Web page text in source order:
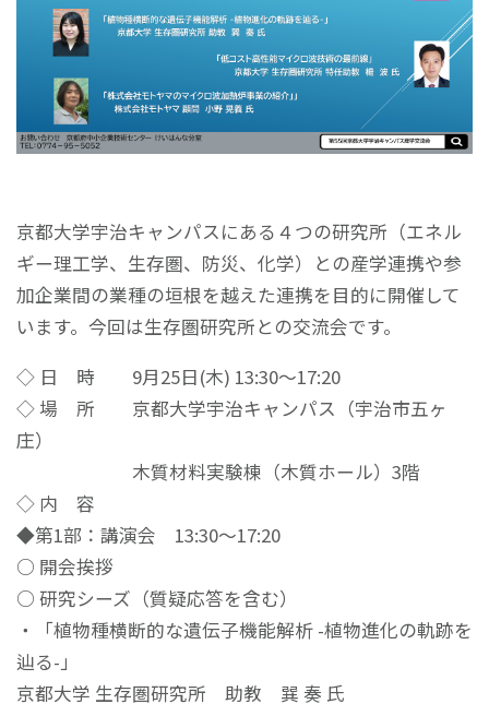
京都大学宇治キャンパスにある４つの研究所（エネル
ギー理工学、生存圏、防災、化学）との産学連携や参
加企業間の業種の垣根を越えた連携を目的に開催して
います。今回は生存圏研究所との交流会です。
◇ 日 時 9月25日(木) 13:30～17:20
◇ 場 所 京都大学宇治キャンパス（宇治市五ヶ
庄）
木質材料実験棟（木質ホール）3階
◇ 内 容
◆第1部：講演会 13:30～17:20
○ 開会挨拶
○ 研究シーズ（質疑応答を含む）
・「植物種横断的な遺伝子機能解析 -植物進化の軌跡を
辿る-」
京都大学 生存圏研究所 助教 巽 奏 氏